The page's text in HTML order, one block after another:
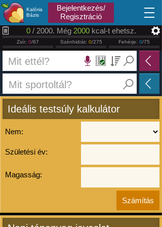
Kalória
Bázis
Bejelentkezés/
Regisztráció
0/ 2000. Még 2000kcal-t ehetsz.
Zsír: 0/67 Szénhidrát: 0/275 Fehérje: 0/75
2026.08.07
Ideális testsúly kalkulátor
Nem:
Születési év:
Magasság: